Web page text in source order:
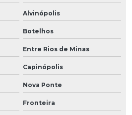
Alvinópolis
Botelhos
Entre Rios de Minas
Capinópolis
Nova Ponte
Fronteira